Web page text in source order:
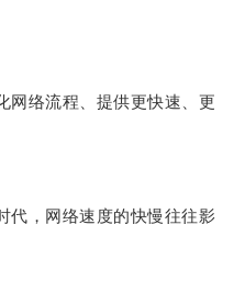
络流程、提供更快速、更
，网络速度的快慢往往影